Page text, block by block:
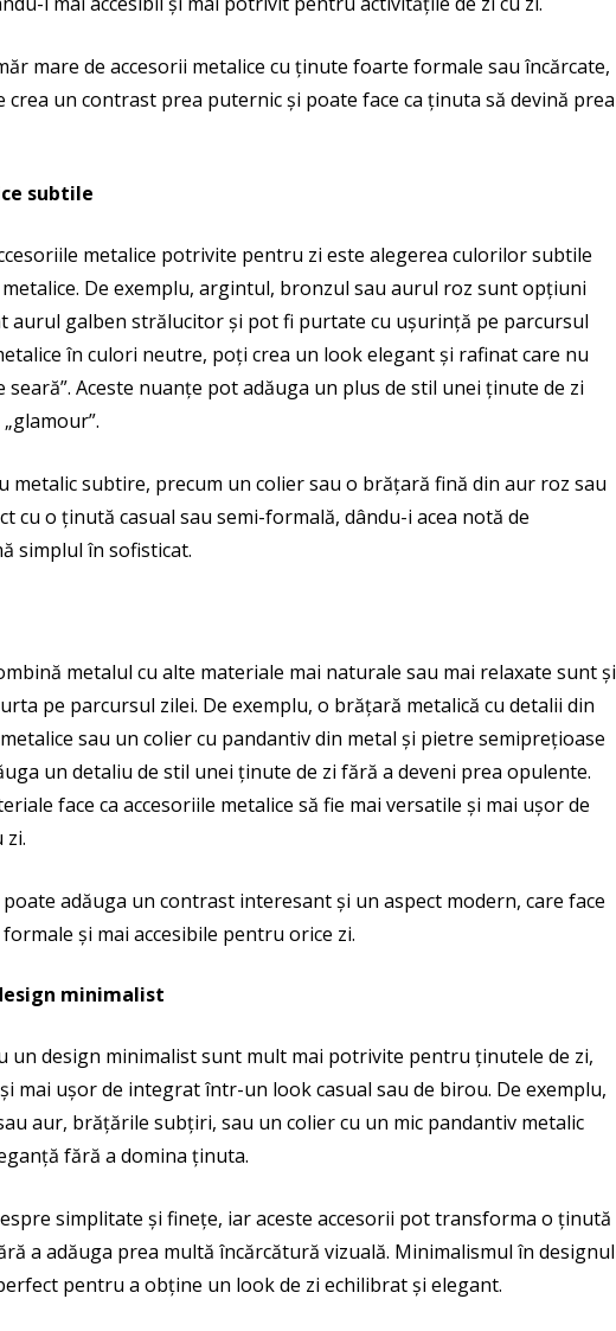
mare de accesorii metalice cu ținute foarte formale sau încărcate,
crea un contrast prea puternic și poate face ca ținuta să devină prea
subtile
metalice potrivite pentru zi este alegerea culorilor subtile
De exemplu, argintul, bronzul sau aurul roz sunt opțiuni
aurul galben strălucitor și pot fi purtate cu ușurință pe parcursul
în culori neutre, poți crea un look elegant și rafinat care nu
seară”. Aceste nuanțe pot adăuga un plus de stil unei ținute de zi
metalic subtire, precum un colier sau o brățară fină din aur roz sau
cu o ținută casual sau semi-formală, dându-i acea notă de
simplul în sofisticat.
metalul cu alte materiale mai naturale sau mai relaxate sunt și
pe parcursul zilei. De exemplu, o brățară metalică cu detalii din
sau un colier cu pandantiv din metal și pietre semiprețioase
un detaliu de stil unei ținute de zi fără a deveni prea opulente.
face ca accesoriile metalice să fie mai versatile și mai ușor de
zi.
adăuga un contrast interesant și un aspect modern, care face
și mai accesibile pentru orice zi.
minimalist
un design minimalist sunt mult mai potrivite pentru ținutele de zi,
mai ușor de integrat într-un look casual sau de birou. De exemplu,
aur, brățările subțiri, sau un colier cu un mic pandantiv metalic
fără a domina ținuta.
simplitate și finețe, iar aceste accesorii pot transforma o ținută
a adăuga prea multă încărcătură vizuală. Minimalismul în designul
pentru a obține un look de zi echilibrat și elegant.